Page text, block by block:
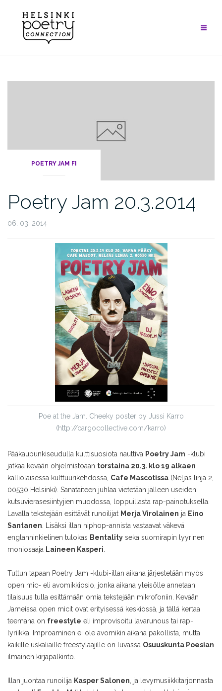
content
POETRY JAM FI
Poetry Jam 20.3.2014
06. 03. 2014
Poe at the Jam. Cheeky poster by Jussi Karro
(http://cargocollective.com/karro)
Pääkaupunkiseudulla kulttisuosiota nauttiva Poetry Jam -klubi
jatkaa kevään ohjelmistoaan torstaina 20.3. klo 19 alkaen
kalliolaisessa kulttuurikehdossa, Cafe Mascotissa (Neljäs linja 2,
00530 Helsinki). Sanataiteen juhlaa vietetään jälleen useiden
kutsuvierasesiintyjien muodossa, loppuillasta rap-painotuksella.
Lavalla tekstejään esittävät runoilijat Merja Virolainen ja Eino
Santanen. Lisäksi illan hiphop-annista vastaavat väkevä
englanninkielinen tulokas Bentality sekä suomirapin lyyrinen
moniosaaja Laineen Kasperi.
Tuttun tapaan Poetry Jam -klubi-illan aikana järjestetään myös
open mic- eli avomikkiosio, jonka aikana yleisölle annetaan
tilaisuus tulla esittämään omia tekstejään mikrofoniin. Kevään
Jameissa open micit ovat erityisessä keskiössä, ja tällä kertaa
teemana on freestyle eli improvisoitu lavarunous tai rap-
lyriikka. Improaminen ei ole avomikin aikana pakollista, mutta
kaikille uskaliaille freestylaajille on luvassa Osuuskunta Poesian
ilmainen kirjapalkinto.
Illan juontaa runoilija Kasper Salonen, ja levymusiikkitarjonnasta